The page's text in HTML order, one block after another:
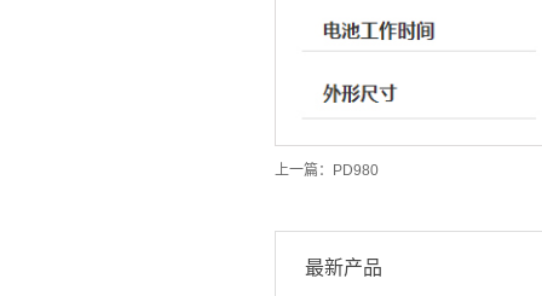
上一篇： PD980
最新产品